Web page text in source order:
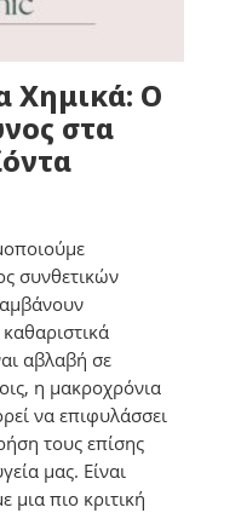
Χημικά: Ο
στα
συνθετικών
αβλαβή σε
η μακροχρόνια
να επιφυλάσσει
τους επίσης
μας. Είναι
μια πιο κριτική